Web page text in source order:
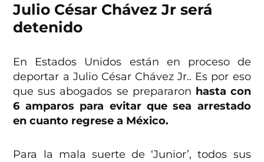
Julio César Chávez Jr será
detenido
En Estados Unidos están en proceso de
deportar a Julio César Chávez Jr.. Es por eso
que sus abogados se prepararon hasta con
6 amparos para evitar que sea arrestado
en cuanto regrese a México.
Para la mala suerte de ‘Junior’, todos sus